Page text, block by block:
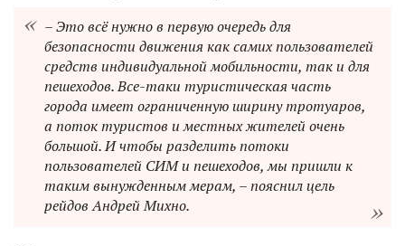
– Это всё нужно в первую очередь для
безопасности движения как самих пользователей
средств индивидуальной мобильности, так и для
пешеходов. Все-таки туристическая часть
города имеет ограниченную ширину тротуаров,
а поток туристов и местных жителей очень
большой. И чтобы разделить потоки
пользователей СИМ и пешеходов, мы пришли к
таким вынужденным мерам, – пояснил цель
рейдов Андрей Михно.